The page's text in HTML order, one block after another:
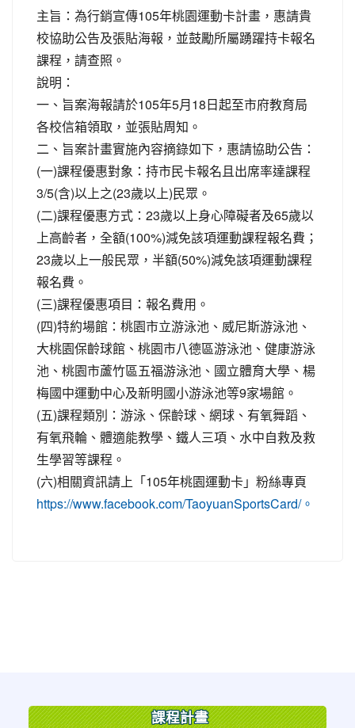
主旨：為行銷宣傳105年桃園運動卡計畫，惠請貴
校協助公告及張貼海報，並鼓勵所屬踴躍持卡報名
課程，請查照。
說明：
一、旨案海報請於105年5月18日起至市府教育局
各校信箱領取，並張貼周知。
二、旨案計畫實施內容摘錄如下，惠請協助公告：
(一)課程優惠對象：持市民卡報名且出席率達課程
3/5(含)以上之(23歲以上)民眾。
(二)課程優惠方式：23歲以上身心障礙者及65歲以
上高齡者，全額(100%)減免該項運動課程報名費；
23歲以上一般民眾，半額(50%)減免該項運動課程
報名費。
(三)課程優惠項目：報名費用。
(四)特約場館：桃園市立游泳池、威尼斯游泳池、
大桃園保齡球館、桃園市八德區游泳池、健康游泳
池、桃園市蘆竹區五福游泳池、國立體育大學、楊
梅國中運動中心及新明國小游泳池等9家場館。
(五)課程類別：游泳、保齡球、網球、有氧舞蹈、
有氧飛輪、體適能教學、鐵人三項、水中自救及救
生學習等課程。
(六)相關資訊請上「105年桃園運動卡」粉絲專頁
https://www.facebook.com/TaoyuanSportsCard/。
課程計畫